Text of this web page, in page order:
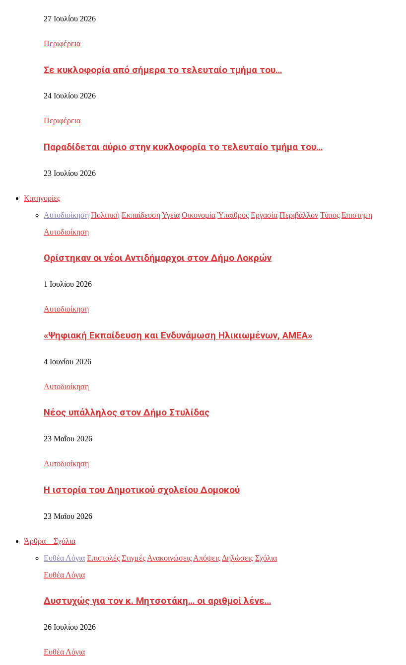
27 Ιουλίου 2026
Περιφέρεια
Σε κυκλοφορία από σήμερα το τελευταίο τμήμα του…
24 Ιουλίου 2026
Περιφέρεια
Παραδίδεται αύριο στην κυκλοφορία το τελευταίο τμήμα του…
23 Ιουλίου 2026
Κατηγορίες
Αυτοδιοίκηση Πολιτική ΕκπαίδευσηΥγεία Οικονομία Ύπαιθρος Εργασία Περιβάλλον Τύπος Επιστημη
Αυτοδιοίκηση
Ορίστηκαν οι νέοι Αντιδήμαρχοι στον Δήμο Λοκρών
1 Ιουλίου 2026
Αυτοδιοίκηση
«Ψηφιακή Εκπαίδευση και Ενδυνάμωση Ηλικιωμένων, ΑΜΕΑ»
4 Ιουνίου 2026
Αυτοδιοίκηση
Νέος υπάλληλος στον Δήμο Στυλίδας
23 Μαΐου 2026
Αυτοδιοίκηση
Η ιστορία του Δημοτικού σχολείου Δομοκού
23 Μαΐου 2026
Άρθρα – Σχόλια
Ευθέα Λόγια Επιστολές Στιγμές Ανακοινώσεις Απόψεις Δηλώσεις Σχόλια
Ευθέα Λόγια
Δυστυχώς για τον κ. Μητσοτάκη… οι αριθμοί λένε…
26 Ιουλίου 2026
Ευθέα Λόγια